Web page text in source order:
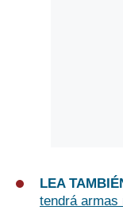
LEA
tendrá armas